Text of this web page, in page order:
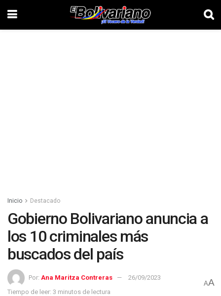
Inicio Destacado
Gobierno Bolivariano anuncia a
los 10 criminales más
buscados del país
Por: Ana Maritza Contreras
26/09/2023
Tiempo de leer: 3 minutos de lectura
AA